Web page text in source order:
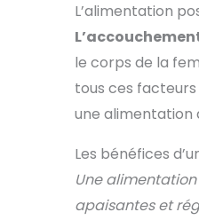
L’alimentation
le corps de la
tous ces facteurs
une
Les bénéfices
Une
apaisantes et